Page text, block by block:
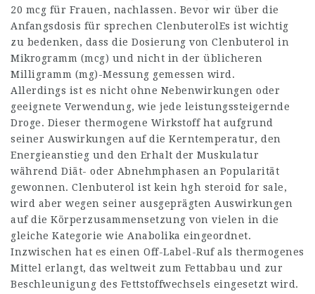
20 mcg für Frauen, nachlassen. Bevor wir über die
Anfangsdosis für sprechen ClenbuterolEs ist wichtig
zu bedenken, dass die Dosierung von Clenbuterol in
Mikrogramm (mcg) und nicht in der üblicheren
Milligramm (mg)-Messung gemessen wird.
Allerdings ist es nicht ohne Nebenwirkungen oder
geeignete Verwendung, wie jede leistungssteigernde
Droge. Dieser thermogene Wirkstoff hat aufgrund
seiner Auswirkungen auf die Kerntemperatur, den
Energieanstieg und den Erhalt der Muskulatur
während Diät- oder Abnehmphasen an Popularität
gewonnen. Clenbuterol ist kein hgh steroid for sale,
wird aber wegen seiner ausgeprägten Auswirkungen
auf die Körperzusammensetzung von vielen in die
gleiche Kategorie wie Anabolika eingeordnet.
Inzwischen hat es einen Off-Label-Ruf als thermogenes
Mittel erlangt, das weltweit zum Fettabbau und zur
Beschleunigung des Fettstoffwechsels eingesetzt wird.